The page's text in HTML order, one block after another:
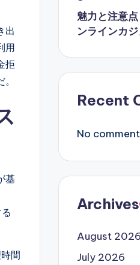
出
用
拒
基
間
魅力と注意
ンラインカ
Recent
No
Archives
August 2026
July 2026